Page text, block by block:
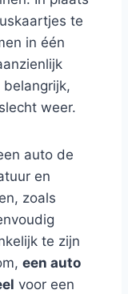
te
in één
belangrijk,
weer.
auto de
en
zoals
te zijn
een auto
voor een